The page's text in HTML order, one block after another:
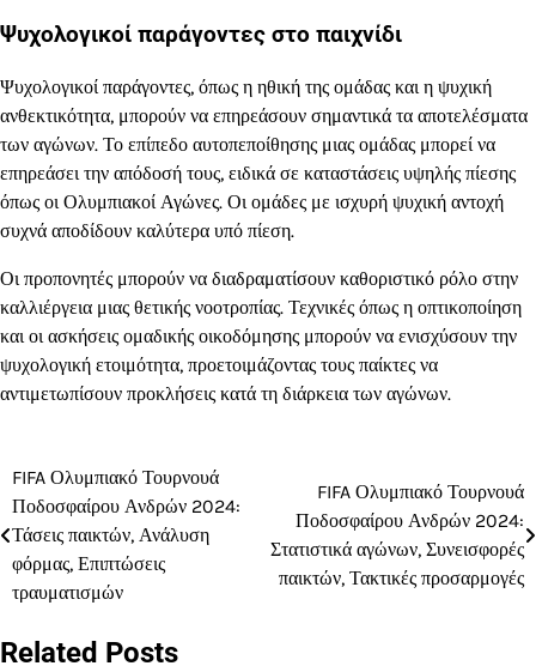
Ψυχολογικοί παράγοντες στο παιχνίδι
Ψυχολογικοί παράγοντες, όπως η ηθική της ομάδας και η ψυχική
ανθεκτικότητα, μπορούν να επηρεάσουν σημαντικά τα αποτελέσματα
των αγώνων. Το επίπεδο αυτοπεποίθησης μιας ομάδας μπορεί να
επηρεάσει την απόδοσή τους, ειδικά σε καταστάσεις υψηλής πίεσης
όπως οι Ολυμπιακοί Αγώνες. Οι ομάδες με ισχυρή ψυχική αντοχή
συχνά αποδίδουν καλύτερα υπό πίεση.
Οι προπονητές μπορούν να διαδραματίσουν καθοριστικό ρόλο στην
καλλιέργεια μιας θετικής νοοτροπίας. Τεχνικές όπως η οπτικοποίηση
και οι ασκήσεις ομαδικής οικοδόμησης μπορούν να ενισχύσουν την
ψυχολογική ετοιμότητα, προετοιμάζοντας τους παίκτες να
αντιμετωπίσουν προκλήσεις κατά τη διάρκεια των αγώνων.
Post
navigation
FIFA Ολυμπιακό Τουρνουά
Ποδοσφαίρου Ανδρών 2024:
Τάσεις παικτών, Ανάλυση
φόρμας, Επιπτώσεις
τραυματισμών
FIFA Ολυμπιακό Τουρνουά
Ποδοσφαίρου Ανδρών 2024:
Στατιστικά αγώνων, Συνεισφορές
παικτών, Τακτικές προσαρμογές
Related Posts